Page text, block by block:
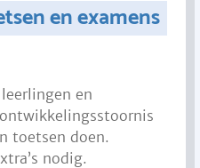
en examens
en
toetsen doen.
nodig.